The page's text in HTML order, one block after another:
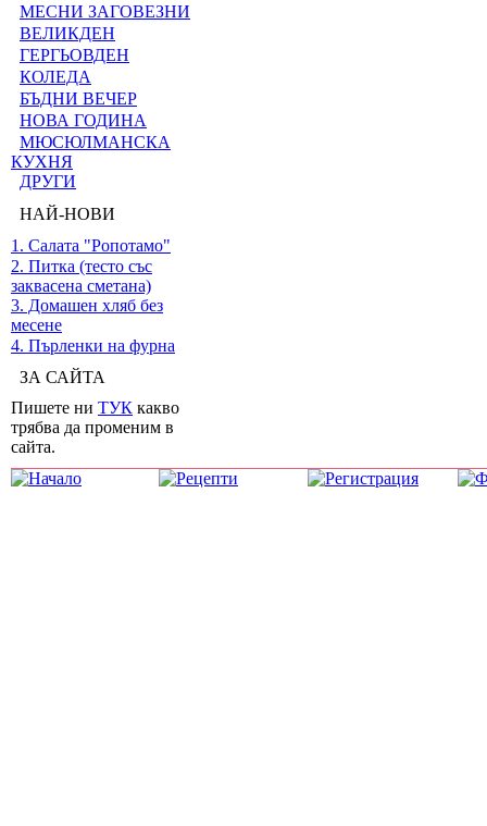
МЕСНИ ЗАГОВЕЗНИ
ВЕЛИКДЕН
ГЕРГЬОВДЕН
КОЛЕДА
БЪДНИ ВЕЧЕР
НОВА ГОДИНА
МЮСЮЛМАНСКА
КУХНЯ
ДРУГИ
НАЙ-НОВИ
1. Салата "Ропотамо"
2. Питка (тесто със
заквасена сметана)
3. Домашен хляб без
месене
4. Пърленки на фурна
ЗА САЙТА
Пишете ни ТУК какво
трябва да променим в
сайта.